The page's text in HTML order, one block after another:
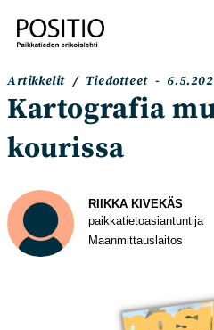
suoraan
sisältöön
Artikkelin
kategoria:
Artikkelit / Tiedotteet
Kartografia
kourissa
Kirjoittaja
RIIKKA KIVEKÄS
paikkatietoasiantuntija
Maanmittauslaitos